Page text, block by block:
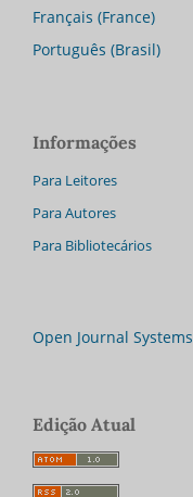
Français (France)
Português (Brasil)
Informações
Para Leitores
Para Autores
Para Bibliotecários
Open Journal Systems
Edição Atual